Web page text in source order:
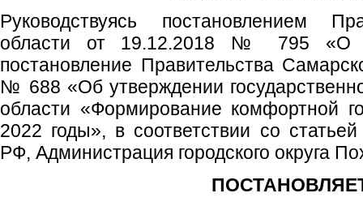
Руководствуясь постановлением
области от 19.12.2018 № 795 «О
постановление Правительства
№ 688 «Об утверждении
области «Формирование комфортной
2022 годы», в соответствии со
РФ, Администрация городского округа